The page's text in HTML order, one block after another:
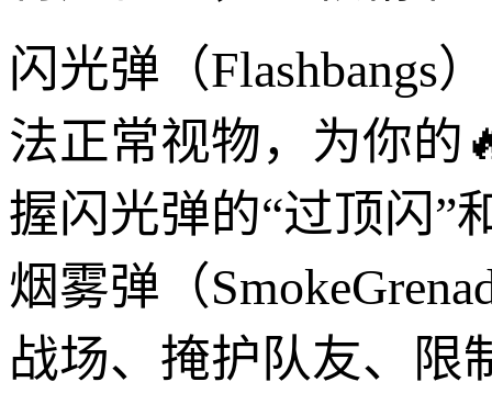
闪光弹（Flashbangs
法正常视物，为你的
握闪光弹的“过顶闪”
烟雾弹（
战场、掩护队友、限